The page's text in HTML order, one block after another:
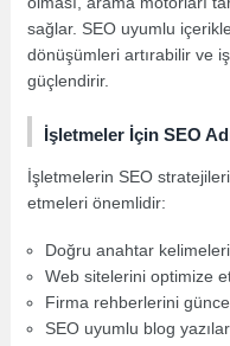
sağlar. SEO uyumlu
dönüşümleri artırabilir ve
güçlendirir.
İşletmeler İçin SEO
İşletmelerin SEO
etmeleri önemlidir:
Doğru anahtar
Web sitelerini optimize
Firma rehberlerini
SEO uyumlu blog